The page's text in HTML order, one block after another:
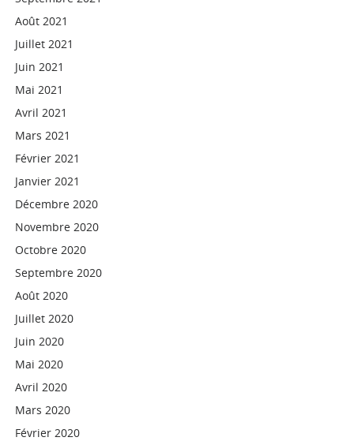
Août 2021
Juillet 2021
Juin 2021
Mai 2021
Avril 2021
Mars 2021
Février 2021
Janvier 2021
Décembre 2020
Novembre 2020
Octobre 2020
Septembre 2020
Août 2020
Juillet 2020
Juin 2020
Mai 2020
Avril 2020
Mars 2020
Février 2020